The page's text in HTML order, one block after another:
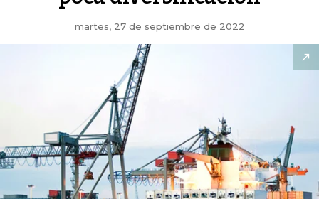
martes, 27 de septiembre de 2022